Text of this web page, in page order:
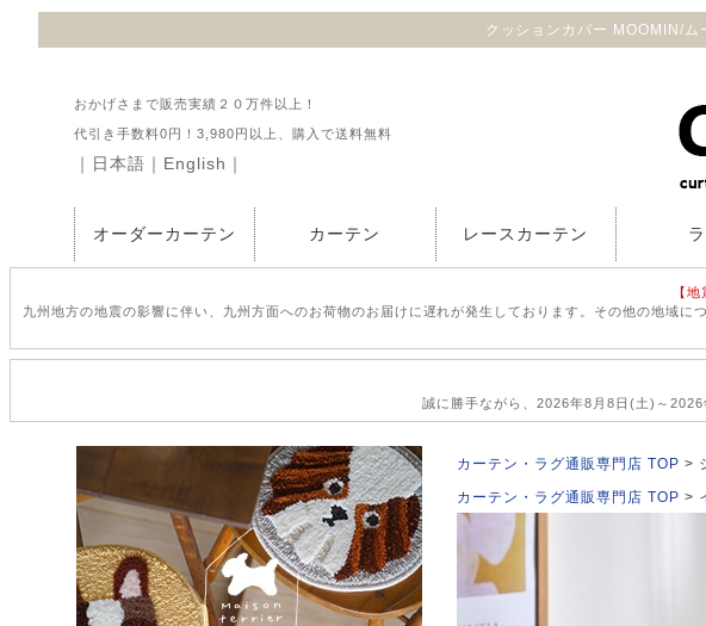
クッションカバー MOOMIN/
おかげさまで販売実績２０万件以上！
代引き手数料0円！3,980円以上、購入で送料無料
｜ 日本語 ｜ English ｜
オーダーカーテン カーテン レースカーテン
【
九州地方の地震の影響に伴い、九州方面へのお荷物のお届けに遅れが発生しております。その他の地域
誠に勝手ながら、2026年8月8日(土)～
カーテン・ラグ通販専門店 TOP
カーテン・ラグ通販専門店 TOP